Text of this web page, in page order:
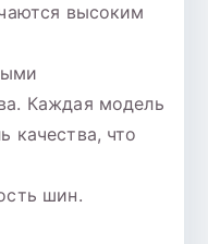
высоким
Каждая модель
качества, что
шин.